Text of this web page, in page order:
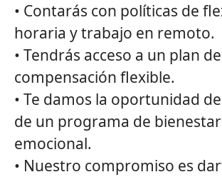
• Contarás con políticas de
horaria y trabajo en remoto.
• Tendrás acceso a un plan de
compensación flexible.
• Te damos la oportunidad
de un programa de
emocional.
• Nuestro compromiso es